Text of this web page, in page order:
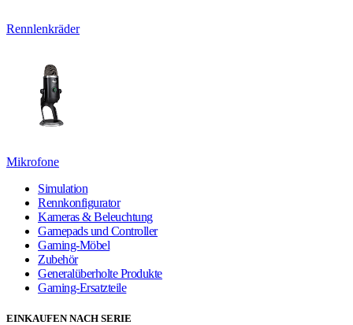
Rennlenkräder
Mikrofone
Simulation
Rennkonfigurator
Kameras & Beleuchtung
Gamepads und Controller
Gaming-Möbel
Zubehör
Generalüberholte Produkte
Gaming-Ersatzteile
EINKAUFEN NACH SERIE